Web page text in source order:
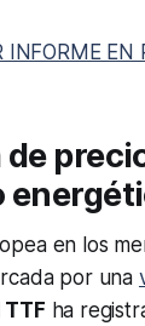
EN
de
en los
por una
ha